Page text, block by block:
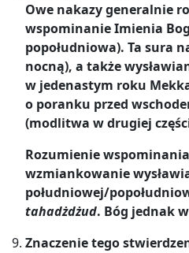
Owe nakazy generalnie
wspominanie Imienia
popołudniowa). Ta sura
nocną), a także
w jedenastym roku
o poranku przed
(modlitwa w drugiej
Rozumienie
wzmiankowanie
południowej/
tahadżdżud. Bóg jednak
Znaczenie tego